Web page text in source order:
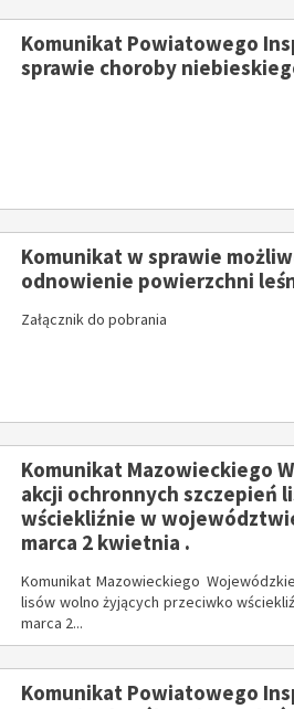
Wójt Jan Kraśniewski z wotum zaufania i absolutorium
miejskich Iłowowi - fotorelacja
Komunikat Powiatowego
sprawie choroby
Komunikat w sprawie
odnowienie powierzchni
Załącznik do pobrania
Komunikat Mazowieckiego
akcji ochronnych szczepień
wściekliźnie w
marca 2 kwietnia .
Komunikat Mazowieckiego
lisów wolno żyjących przeciwko
marca 2...
Komunikat Powiatowego